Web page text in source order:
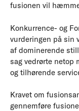
fusionen vil
Konkurrence- og
vurderingen på sin
af dominerende
sag vedrørte
og tilhørende
Kravet om
gennemføre